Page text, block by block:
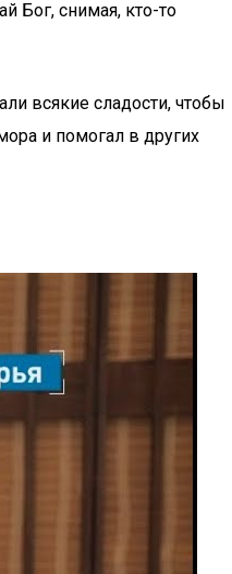
Бог, снимая, кто-то
всякие сладости, чтобы
и помогал в других